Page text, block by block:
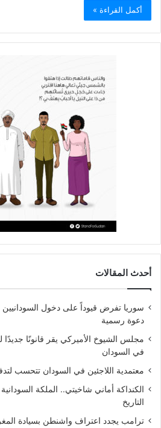
أكمل القراءة »
أحدث المقالات
سوريا تفرض قيوداً على دخول
دعوة رسمية
مجلس الشيوخ الأميركي يقر قانونًا جديدًا
في السودان
معتمدية اللاجئين في السودان تتحسب
الكنداكة أماني شاخيتي.. الملكة
التاريخ
ترامب يجدد اعتراف واشنطن بسيادة